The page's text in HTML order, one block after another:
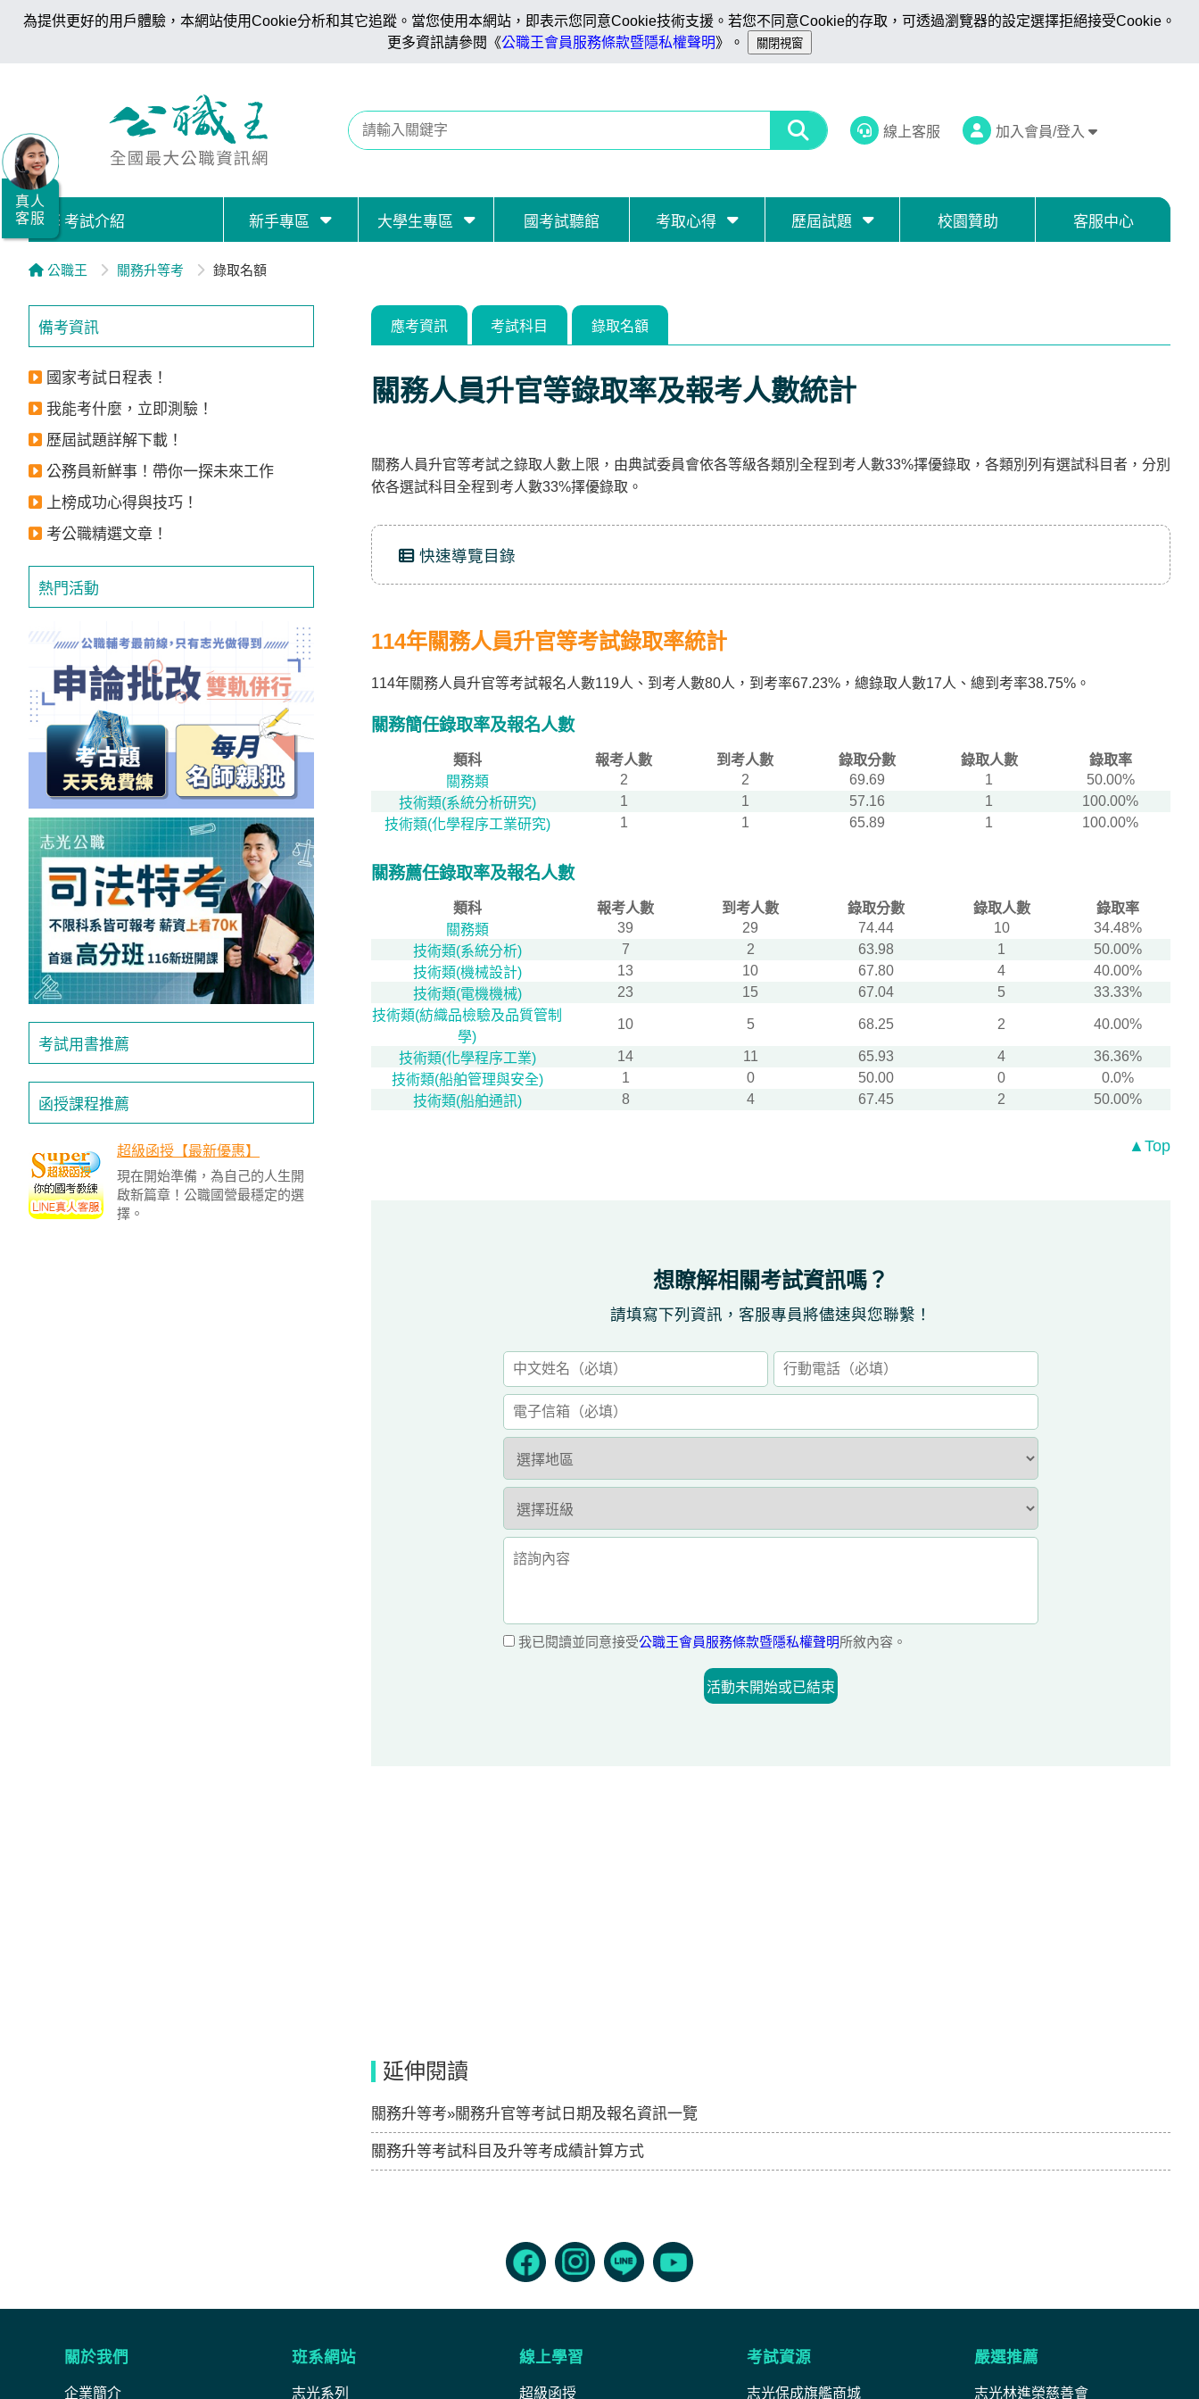
為提供更好的用戶體驗，本網站使用Cookie分析和其它追蹤。當您使用本網站，即表示您同意Cookie技術支援。若您不同意Cookie的存取，可透過瀏覽器的設定選擇拒絕接受Cookie。
更多資訊請參閱《公職王會員服務條款暨隱私權聲明》。
線上客服 加入會員/登入
考試介紹 新手專區 大學生專區 國考試聽館 考取心得 歷屆試題 校園贊助 客服中心
公職王 關務升等考 錄取名額
備考資訊
國家考試日程表！
我能考什麼，立即測驗！
歷屆試題詳解下載！
公務員新鮮事！帶你一探未來工作
上榜成功心得與技巧！
考公職精選文章！
熱門活動
考試用書推薦
函授課程推薦
超級函授【最新優惠】
現在開始準備，為自己的人生開
啟新篇章！公職國營最穩定的選
擇。
應考資訊 考試科目 錄取名額
關務人員升官等錄取率及報考人數統計
關務人員升官等考試之錄取人數上限，由典試委員會依各等級各類別全程到考人數33%擇優錄取，各類別列有選試科目者，分別
依各選試科目全程到考人數33%擇優錄取。
快速導覽目錄
114年關務人員升官等考試錄取率統計
114年關務人員升官等考試報名人數119人、到考人數80人，到考率67.23%，總錄取人數17人、總到考率38.75%。
關務簡任錄取率及報名人數
類科 報考人數 到考人數 錄取分數 錄取人數
錄取率
關務類
2 2 69.69 1
50.00%
技術類(系統分析研究)
1 1 57.16 1
100.00%
技術類(化學程序工業研究)
1 1 65.89 1 100.00%
關務薦任錄取率及報名人數
類科 報考人數 到考人數 錄取分數 錄取人數
錄取率
關務類
39 29 74.44 10
34.48%
技術類(系統分析)
7 2 63.98 1
50.00%
技術類(機械設計)
13 10 67.80 4
40.00%
技術類(電機機械)
23 15 67.04 5
33.33%
技術類(紡織品檢驗及品質管制
學)
10 5 68.25 2 40.00%
技術類(化學程序工業) 14 11 65.93 4
36.36%
技術類(船舶管理與安全)
1 0 50.00 0
0.0%
技術類(船舶通訊)
8 4 67.45 2 50.00%
▲Top
想瞭解相關考試資訊嗎？
請填寫下列資訊，客服專員將儘速與您聯繫！
我已閱讀並同意接受公職王會員服務條款暨隱私權聲明所敘內容。
活動未開始或已結束
延伸閱讀
關務升等考»關務升官等考試日期及報名資訊一覽
關務升等考試科目及升等考成績計算方式
真人
客服
職/
就
業/
證
據
點
立
即
加
入
LINE
帳
號
人
獲
500
折
扣！
關於我們
企業簡介
班系網站
志光系列
線上學習
超級函授
考試資源
志光保成旗艦商城
嚴選推薦
志光林進榮慈善會